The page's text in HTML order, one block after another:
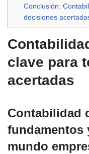
Conclusión:
decisiones
clave para
acertadas
Contabilidad
fundamentos
mundo